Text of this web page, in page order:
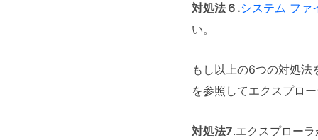
対処法６ .システム ファ
い。
もし以上の6つの対処
を参照してエクスプロ
対処法7.エクスプロー